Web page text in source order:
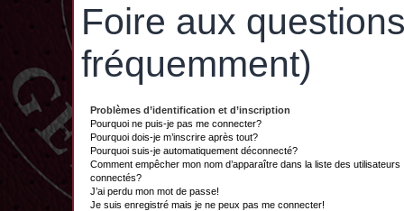
Foire aux
fréquemment)
Problèmes d’identification et d’inscription
Pourquoi ne puis-je pas me connecter?
Pourquoi dois-je m’inscrire après tout?
Pourquoi suis-je automatiquement déconnecté?
Comment empêcher mon nom d’apparaître dans la liste des utilisateurs
connectés?
J’ai perdu mon mot de passe!
Je suis enregistré mais je ne peux pas me connecter!